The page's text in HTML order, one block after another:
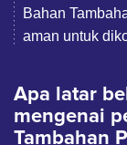
Bahan
aman untuk
Apa latar
mengenai
Tambahan